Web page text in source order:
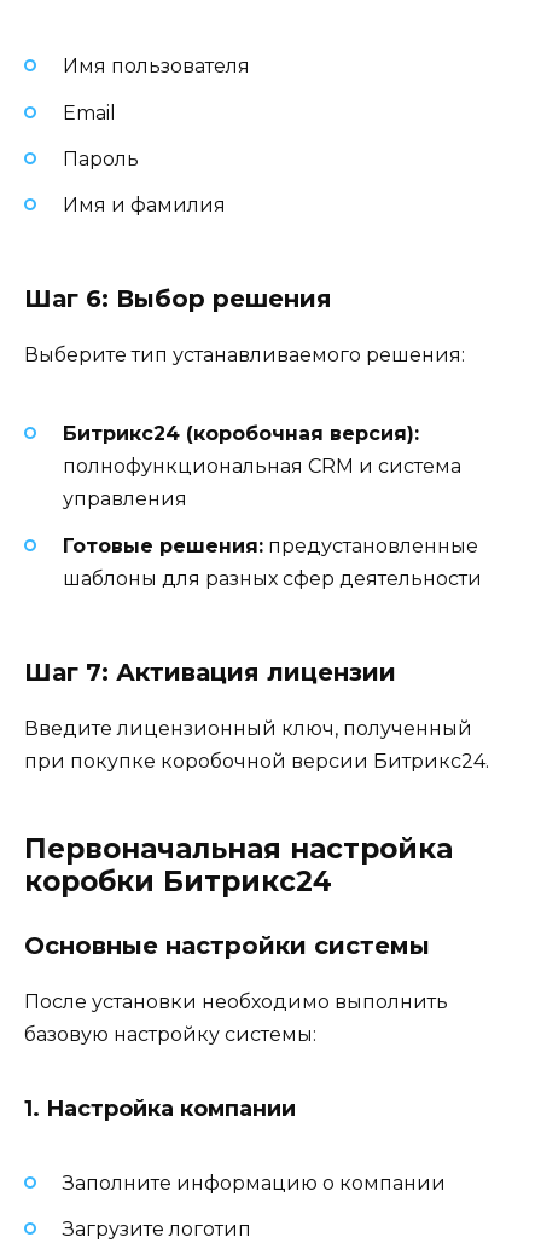
Имя пользователя
Email
Пароль
Имя и фамилия
Шаг 6: Выбор решения
Выберите тип устанавливаемого решения:
Битрикс24 (коробочная версия):
полнофункциональная CRM и система
управления
Готовые решения: предустановленные
шаблоны для разных сфер деятельности
Шаг 7: Активация лицензии
Введите лицензионный ключ, полученный
при покупке коробочной версии Битрикс24.
Первоначальная настройка
коробки Битрикс24
Основные настройки системы
После установки необходимо выполнить
базовую настройку системы:
1. Настройка компании
Заполните информацию о компании
Загрузите логотип